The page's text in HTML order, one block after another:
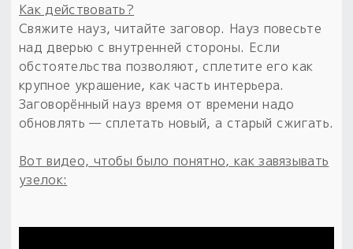
Как действовать?
Свяжите науз, читайте заговор. Науз повесьте
над дверью с внутренней стороны. Если
обстоятельства позволяют, сплетите его как
крупное украшение, как часть интерьера.
Заговорённый науз время от времени надо
обновлять — сплетать новый, а старый сжигать.
Вот видео, чтобы было понятно, как завязывать
узелок: